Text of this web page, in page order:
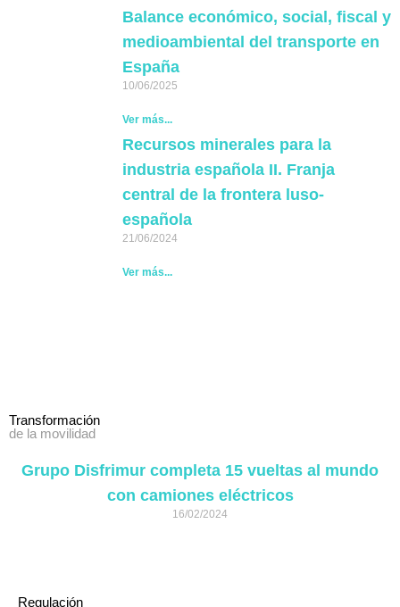
Balance económico, social, fiscal y
medioambiental del transporte en
España
10/06/2025
Ver más...
Recursos minerales para la
industria española II. Franja
central de la frontera luso-
española
21/06/2024
Ver más...
Transformación
de la movilidad
Grupo Disfrimur completa 15 vueltas al mundo
con camiones eléctricos
16/02/2024
Regulación